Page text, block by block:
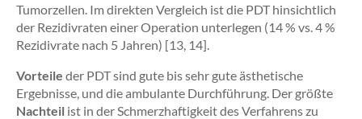
Tumorzellen. Im direkten Vergleich ist die PDT hinsichtlich
der Rezidivraten einer Operation unterlegen (14 % vs. 4 %
Rezidivrate nach 5 Jahren) [13, 14].
Vorteile der PDT sind gute bis sehr gute ästhetische
Ergebnisse, und die ambulante Durchführung. Der größte
Nachteil ist in der Schmerzhaftigkeit des Verfahrens zu